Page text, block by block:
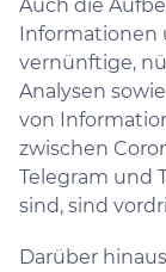
Auch die
vernünftige,
Analysen
von
zwischen
Telegram und
sind, sind
Darüber